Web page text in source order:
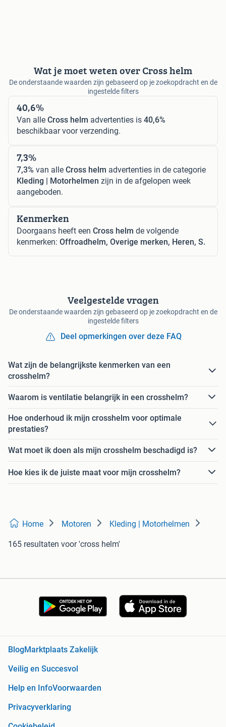
Wat je moet weten over Cross helm
De onderstaande waarden zijn gebaseerd op je zoekopdracht en de
ingestelde filters
40,6%
Van alle Cross helm advertenties is 40,6%
beschikbaar voor verzending.
7,3%
7,3% van alle Cross helm advertenties in de categorie
Kleding | Motorhelmen zijn in de afgelopen week
aangeboden.
Kenmerken
Doorgaans heeft een Cross helm de volgende
kenmerken: Offroadhelm, Overige merken, Heren, S.
Veelgestelde vragen
De onderstaande waarden zijn gebaseerd op je zoekopdracht en de
ingestelde filters
Deel opmerkingen over deze FAQ
Wat zijn de belangrijkste kenmerken van een
crosshelm?
Waarom is ventilatie belangrijk in een crosshelm?
Hoe onderhoud ik mijn crosshelm voor optimale
prestaties?
Wat moet ik doen als mijn crosshelm beschadigd is?
Hoe kies ik de juiste maat voor mijn crosshelm?
Home Motoren Kleding | Motorhelmen
165 resultaten voor 'cross helm'
Blog Marktplaats Zakelijk
Veilig en Succesvol
Help en InfoVoorwaarden
Privacyverklaring